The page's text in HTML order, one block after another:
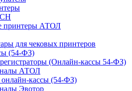
принтеры АТОЛ
для чековых принтеров
(54-ФЗ)
(Онлайн-кассы 54-ФЗ)
АТОЛ
кассы (54-ФЗ)
Эвотор